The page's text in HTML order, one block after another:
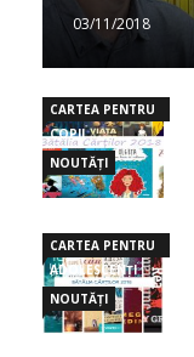
03/11/2018
CARTEA PENTRU
COPII
NOUTĂȚI
CARTEA PENTRU
ADOLESCENȚI
NOUTĂȚI